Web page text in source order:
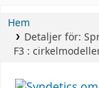
Hem
Detaljer för:
F3 :